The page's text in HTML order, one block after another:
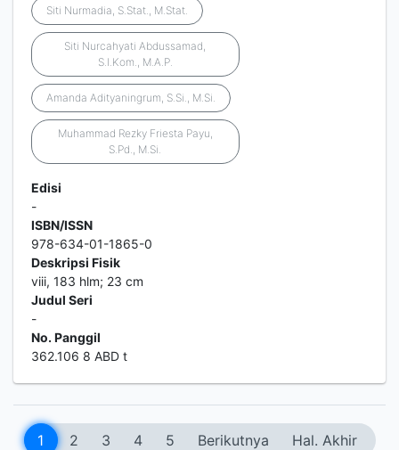
Siti Nurmadia, S.Stat., M.Stat.
Siti Nurcahyati Abdussamad,
S.I.Kom., M.A.P.
Amanda Adityaningrum, S.Si., M.Si.
Muhammad Rezky Friesta Payu,
S.Pd., M.Si.
Edisi
-
ISBN/ISSN
978-634-01-1865-0
Deskripsi Fisik
viii, 183 hlm; 23 cm
Judul Seri
-
No. Panggil
362.106 8 ABD t
1 2 3 4 5 Berikutnya Hal. Akhir